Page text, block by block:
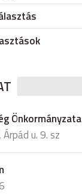
Önkormányzata
u. 9. sz